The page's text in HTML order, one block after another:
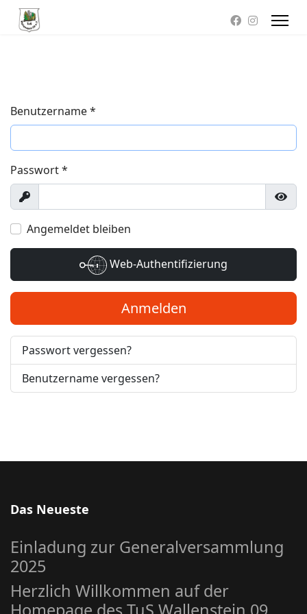
Benutzername*
Passwort*
Anzeigen
Angemeldet bleiben
Web-Authentifizierung
Anmelden
Passwort vergessen?
Benutzername vergessen?
Das Neueste
Einladung zur Generalversammlung
2025
Herzlich Willkommen auf der